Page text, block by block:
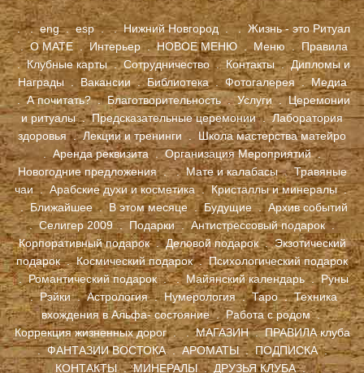
..eng.esp..Нижний Новгород ..Жизнь - это Ритуал
.О МАТЕ.Интерьер.НОВОЕ МЕНЮ. Меню .Правила
.Клубные карты.Сотрудничество.Контакты.Дипломы и
Награды. Вакансии.Библиотека.Фотогалерея .Медиа
.А почитать?.Благотворительность.Услуги.Церемонии
и ритуалы.Предсказательные церемонии.Лаборатория
здоровья .Лекции и тренинги
Школа мастерства матейро
. Аренда реквизита.Организация Мероприятий.
Новогодние предложения..Мате и калабасы.Травяные
чаи.Арабские духи и косметика.Кристаллы и минералы.
.Ближайшее.В этом месяце.Будущие.Архив событий
.Селигер 2009. Подарки.Антистрессовый подарок.
Корпоративный подарок.Деловой подарок.Экзотический
подарок.Космический подарок.Психологический подарок
.Романтический подарок.. Майянский календарь.Руны
.Рэйки.Астрология.Нумерология.Таро.Техника
вхождения в Альфа- состояние.Работа с родом.
Коррекция жизненных дорог. .МАГАЗИН.ПРАВИЛА клуба
.ФАНТАЗИИ ВОСТОКА.АРОМАТЫ.ПОДПИСКА.
КОНТАКТЫ.МИНЕРАЛЫ.ДРУЗЬЯ КЛУБА.